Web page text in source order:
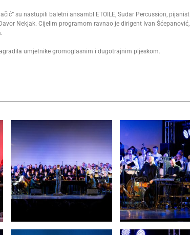
su nastupili baletni ansambl ETOILE, Sudar Percussion,
Nekjak. Cijelim programom ravnao je dirigent Ivan
umjetnike gromoglasnim i dugotrajnim pljeskom.